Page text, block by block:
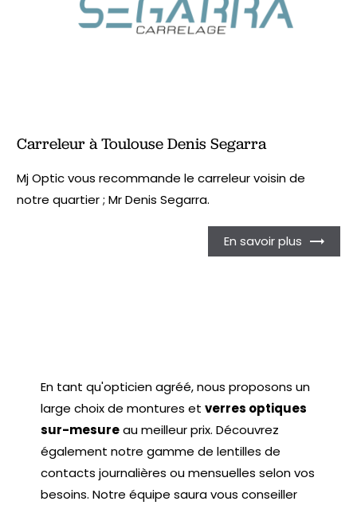
Carreleur à Toulouse Denis Segarra
Mj Optic vous recommande le carreleur voisin de
notre quartier ; Mr Denis Segarra.
En savoir plus
En tant qu'opticien agréé, nous proposons un
large choix de montures etverres optiques
sur-mesureau meilleur prix. Découvrez
également notre gamme de lentilles de
contacts journalières ou mensuelles selon vos
besoins. Notre équipe saura vous conseiller